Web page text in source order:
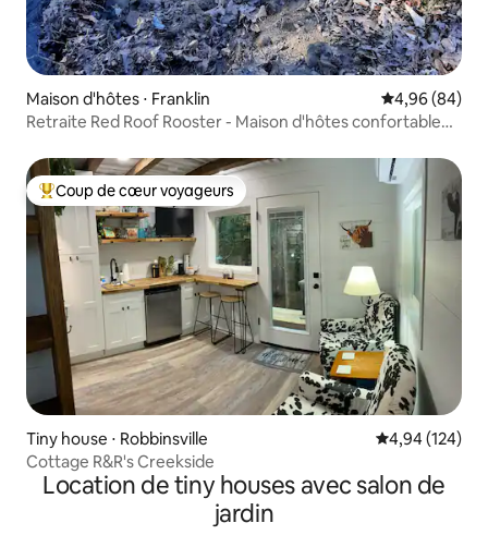
Maison d'hôtes ⋅ Franklin Évaluation
4,96 (84)
Retraite Red Roof Rooster - Maison d'hôtes confortable
Coups de cœur voyageurs les plus appréciés
Coup de cœur voyageurs
Tiny house ⋅ Robbinsville Évaluation
4,94 (124)
Cottage R&R's Creekside
Location de tiny houses avec salon de
jardin